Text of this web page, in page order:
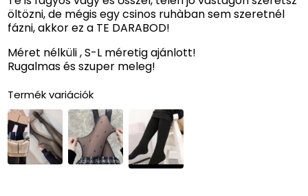
öltözni, de mégis egy csinos ruhàban sem szeretnél
fázni, akkor ez a TE DARABOD!
Méret nélküli , S-L méretig ajánlott!
Rugalmas és szuper meleg!
Termék variációk